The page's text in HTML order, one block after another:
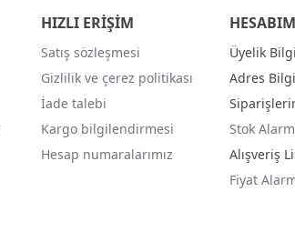
HIZLI ERİŞİM
Satış sözleşmesi
Gizlilik ve çerez politikası
İade talebi
Kargo bilgilendirmesi
Hesap numaralarımız
HESABIM
Üyelik
Adres
Stok
Alışveriş
Fiyat